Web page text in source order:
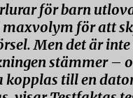
för barn
maxvolym för att
Men det är
stämmer –
till en